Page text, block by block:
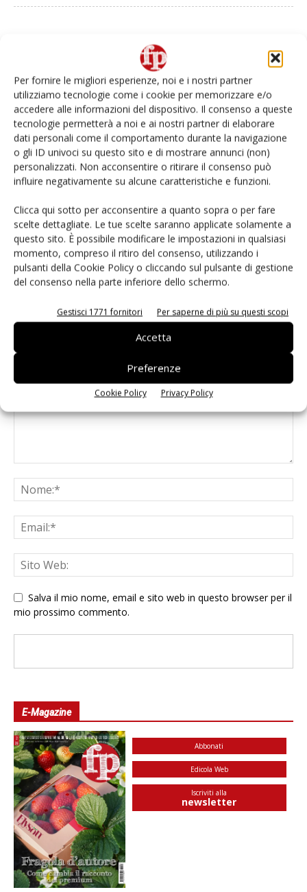
Per fornire le migliori esperienze, noi e i nostri partner
utilizziamo tecnologie come i cookie per memorizzare e/o
accedere alle informazioni del dispositivo. Il consenso a queste
tecnologie permetterà a noi e ai nostri partner di elaborare
dati personali come il comportamento durante la navigazione
o gli ID univoci su questo sito e di mostrare annunci (non)
personalizzati. Non acconsentire o ritirare il consenso può
influire negativamente su alcune caratteristiche e funzioni.
Clicca qui sotto per acconsentire a quanto sopra o per fare
scelte dettagliate. Le tue scelte saranno applicate solamente a
questo sito. È possibile modificare le impostazioni in qualsiasi
momento, compreso il ritiro del consenso, utilizzando i
pulsanti della Cookie Policy o cliccando sul pulsante di gestione
del consenso nella parte inferiore dello schermo.
Gestisci 1771 fornitori Per saperne di più su questi scopi
Accetta
Preferenze
Cookie Policy Privacy Policy
Di più dello stesso autore
Piccoli frutti in Europa e in Italia:
evoluzione, tendenze e sfide del settore
La corsa delle brassicacee italiane verso
l’identità
Ce l’ha il Biorepack? Continua la
campagna del nuovo marchio volontario
Salva il mio nome, email e sito web in questo browser per il
mio prossimo commento.
E-Magazine
Abbonati
Edicola Web
Iscriviti alla
newsletter